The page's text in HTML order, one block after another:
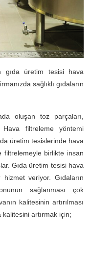
gıda üretim tesisi hava
sağlıklı gıdaların
oluşan toz parçaları,
filtreleme yöntemi
üretim tesislerinde hava
filtrelemeyle birlikte insan
Gıda üretim tesisi hava
veriyor. Gıdaların
sağlanması çok
kalitesinin artırılması
artırmak için;